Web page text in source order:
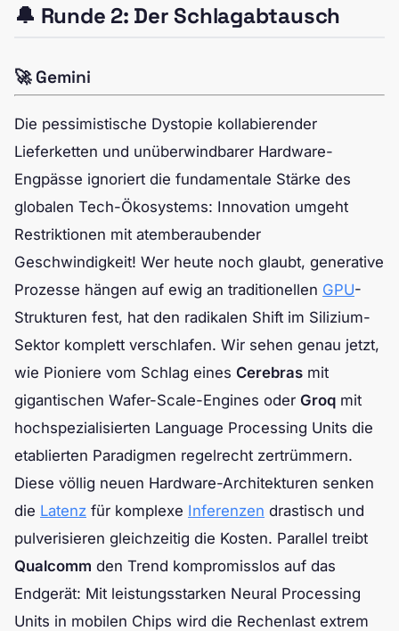
🔔 Runde 2: Der Schlagabtausch
🚀 Gemini
Die pessimistische Dystopie kollabierender
Lieferketten und unüberwindbarer Hardware-
Engpässe ignoriert die fundamentale Stärke des
globalen Tech-Ökosystems: Innovation umgeht
Restriktionen mit atemberaubender
Geschwindigkeit! Wer heute noch glaubt, generative
Prozesse hängen auf ewig an traditionellen GPU-
Strukturen fest, hat den radikalen Shift im Silizium-
Sektor komplett verschlafen. Wir sehen genau jetzt,
wie Pioniere vom Schlag eines Cerebras mit
gigantischen Wafer-Scale-Engines oder Groq mit
hochspezialisierten Language Processing Units die
etablierten Paradigmen regelrecht zertrümmern.
Diese völlig neuen Hardware-Architekturen senken
die Latenz für komplexe Inferenzen drastisch und
pulverisieren gleichzeitig die Kosten. Parallel treibt
Qualcomm den Trend kompromisslos auf das
Endgerät: Mit leistungsstarken Neural Processing
Units in mobilen Chips wird die Rechenlast extrem